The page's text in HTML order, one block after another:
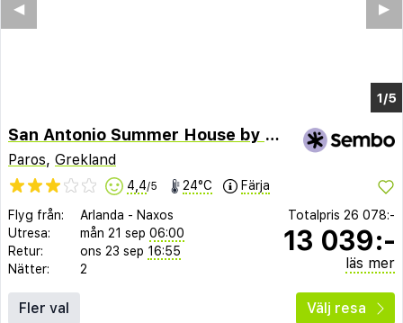
San Antonio Summer House by GHH
Paros, Grekland
4,4/5 24°C Färja
Flyg från: Arlanda - Naxos
Utresa:
mån 21 sep 06:00
Retur:
ons 23 sep 16:55
Nätter:
2
Totalpris 26 078:-
13 039:-
läs mer
Fler val Välj resa